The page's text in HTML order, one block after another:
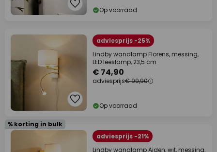
Op voorraad
adviesprijs -25%
Lindby wandlamp Florens, messing,
LED leeslamp, 23,5 cm
€ 74,90
adviesprijs€ 99,90
Op voorraad
% korting in bulk
adviesprijs -21%
Lindby wandlamp Aiden, wit, messing,